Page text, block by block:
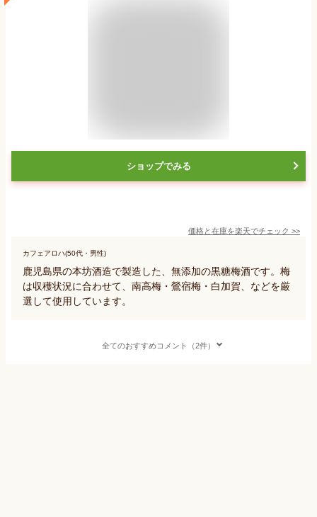
ショップでみる
価格と在庫を楽天でチェック >>
カフェアロハ(50代・男性)
鹿児島県の本坊酒造で製造した、無添加の黒糖梅酒です。梅
は収穫状況に合わせて、南高梅・鶯宿梅・白加賀、などを厳
選して使用しています。
全てのおすすめコメント（2件）